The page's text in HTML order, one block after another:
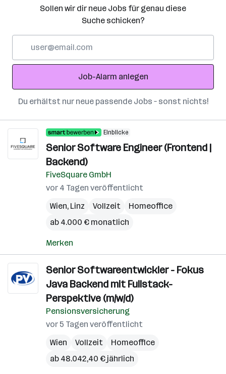
Sollen wir dir neue Jobs für genau diese
Suche schicken?
Adresse
Job-Alarm anlegen
Du erhältst nur neue passende Jobs – sonst nichts!
Einblicke
Senior Software Engineer (Frontend |
Backend)
FiveSquare GmbH
vor 4 Tagen veröffentlicht
Wien, Linz Vollzeit
Homeoffice
ab 4.000 € monatlich
Merken
Senior Softwareentwickler - Fokus
Java Backend mit Fullstack-
Perspektive (m/w/d)
Pensionsversicherung
vor 5 Tagen veröffentlicht
Wien
Vollzeit
Homeoffice
ab 48.042,40 € jährlich